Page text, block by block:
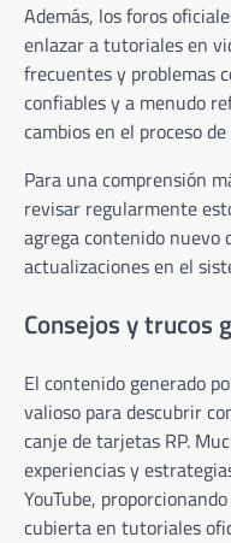
Además, los foros
enlazar a tutoriales en
frecuentes y problemas
confiables y a menudo
cambios en el proceso
Para una comprensión
revisar regularmente
agrega contenido nuevo
actualizaciones en el
Consejos y trucos
El contenido generado
valioso para descubrir
canje de tarjetas RP.
experiencias y
YouTube,
cubierta en tutoriales